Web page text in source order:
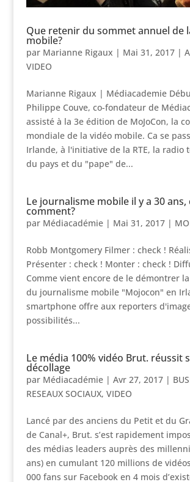
Que retenir du sommet annuel de
mobile?
par Marianne Rigaux | Mai 31, 2017|
VIDEO
Marianne Rigaux | Médiacademie
Philippe Couve, co-fondateur de
assisté à la 3e édition de MoJoCon, la
mondiale de la vidéo mobile. Ca se
Irlande, à l'initiative de la RTE, la radio
du pays et du "pape" de...
Le journalisme mobile il y a 30 ans,
comment?
par Médiacadémie| Mai 31, 2017|
Robb Montgomery Filmer : check !
Présenter : check ! Monter : check !
Comme vient encore de le démontrer
du journalisme mobile "Mojocon" en
smartphone offre aux reporters
possibilités...
Le média 100% vidéo Brut. réussit
décollage
par Médiacadémie| Avr 27, 2017|
RESEAUX SOCIAUX, VIDEO
Lancé par des anciens du Petit et du
de Canal+, Brut. s’est rapidement
des médias leaders auprès des
ans) en cumulant 120 millions de
000 fans sur Facebook en 4 mois